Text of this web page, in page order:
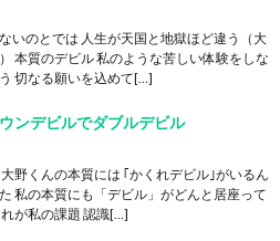
いのとでは 人生が天国と地獄ほど違う（大
本質のデビル 私のような苦しい体験をしな
切なる願いを込めて[…]
ンデビルでダブルデビル
野くんの本質には ｢かくれデビル｣がいるん
私の本質にも「デビル」がどんと居座って
が私の課題 認識[…]